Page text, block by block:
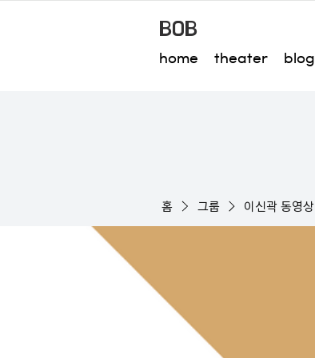
BOB
home theater blog
홈 그룹 이신곽 동영상